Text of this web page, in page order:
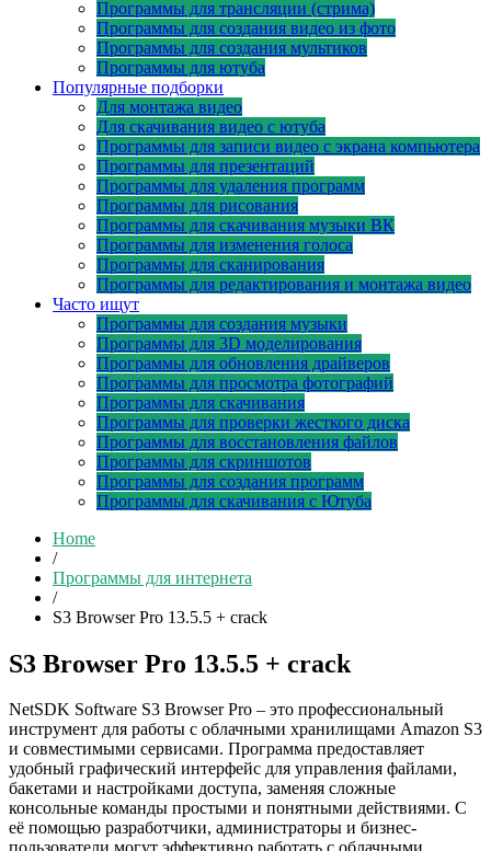
Программы для трансляции (стрима)
Программы для создания видео из фото
Программы для создания мультиков
Программы для ютуба
Популярные подборки
Для монтажа видео
Для скачивания видео с ютуба
Программы для записи видео с экрана компьютера
Программы для презентаций
Программы для удаления программ
Программы для рисования
Программы для скачивания музыки ВК
Программы для изменения голоса
Программы для сканирования
Программы для редактирования и монтажа видео
Часто ищут
Программы для создания музыки
Программы для 3D моделирования
Программы для обновления драйверов
Программы для просмотра фотографий
Программы для скачивания
Программы для проверки жесткого диска
Программы для восстановления файлов
Программы для скриншотов
Программы для создания программ
Программы для скачивания с Ютуба
Home
/
Программы для интернета
/
S3 Browser Pro 13.5.5 + crack
S3 Browser Pro 13.5.5 + crack
NetSDK Software S3 Browser Pro – это профессиональный
инструмент для работы с облачными хранилищами Amazon S3
и совместимыми сервисами. Программа предоставляет
удобный графический интерфейс для управления файлами,
бакетами и настройками доступа, заменяя сложные
консольные команды простыми и понятными действиями. С
её помощью разработчики, администраторы и бизнес-